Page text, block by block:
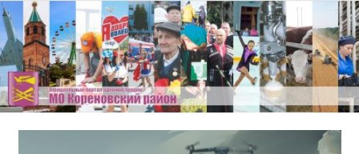
Перейти
к
содержимому